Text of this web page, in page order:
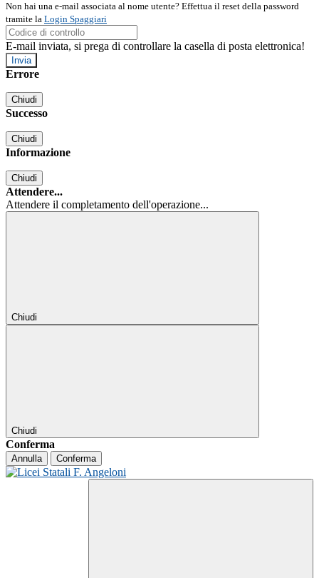
Non hai una e-mail associata al nome utente? Effettua il reset della password
tramite la Login Spaggiari
E-mail inviata, si prega di controllare la casella di posta elettronica!
Errore
Chiudi
Successo
Chiudi
Informazione
Chiudi
Attendere...
Attendere il completamento dell'operazione...
Chiudi
Chiudi
Conferma
Annulla Conferma